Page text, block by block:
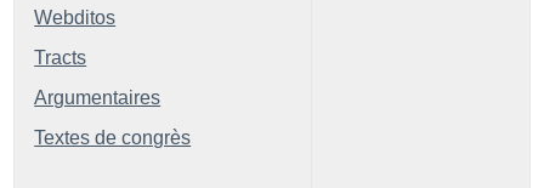
Webditos
Tracts
Argumentaires
Textes de congrès